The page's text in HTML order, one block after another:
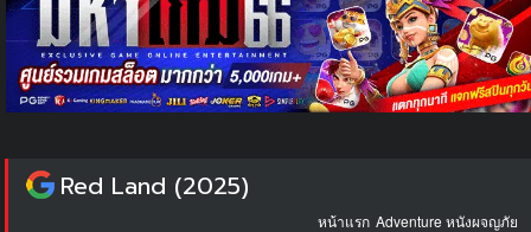
Red Land (2025)
หน้าแรก Adventure หนังผจญภัย